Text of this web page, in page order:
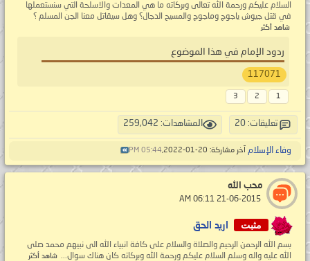
السلام عليكم ورحمة الله تعالى وبركاته ما هي المعدات والاسلحة التي سنستعملها
في قتل جيوش ياجوج وماجوج والمسيح الدجال؟ وهل سيقاتل معنا الجن المسلم ؟
شاهد أكثر
ردود الإمام في هذا الموضوع
117071
1
2
3
تعليقات: 20 المشاهدات: 259,042
وفاء الإسلام آخر مشاركة: 20-01-2022, 05:44 PM
محب الله
مثبت اريد الحق
بسم الله الرحمن الرحيم والصلاة والسلام على كافة انبياء الله الى نبيهم محمد صلى
الله عليه واله وسلم السلام عليكم ورحمة الله وبركاته كان هناك سوال... شاهد أكثر